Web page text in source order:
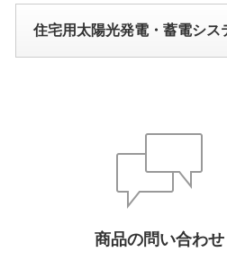
住宅用太陽光発電・蓄電シス
商品の問い合わせ